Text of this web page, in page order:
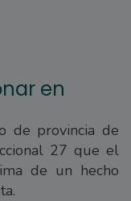
en
de provincia de
27 que el
de un hecho